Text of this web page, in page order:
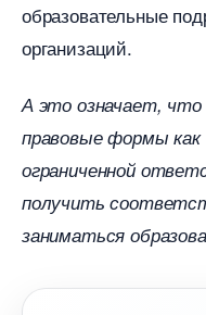
образовательные
организаций.
А это означает, что
правовые формы
ограниченной
получить
заниматься